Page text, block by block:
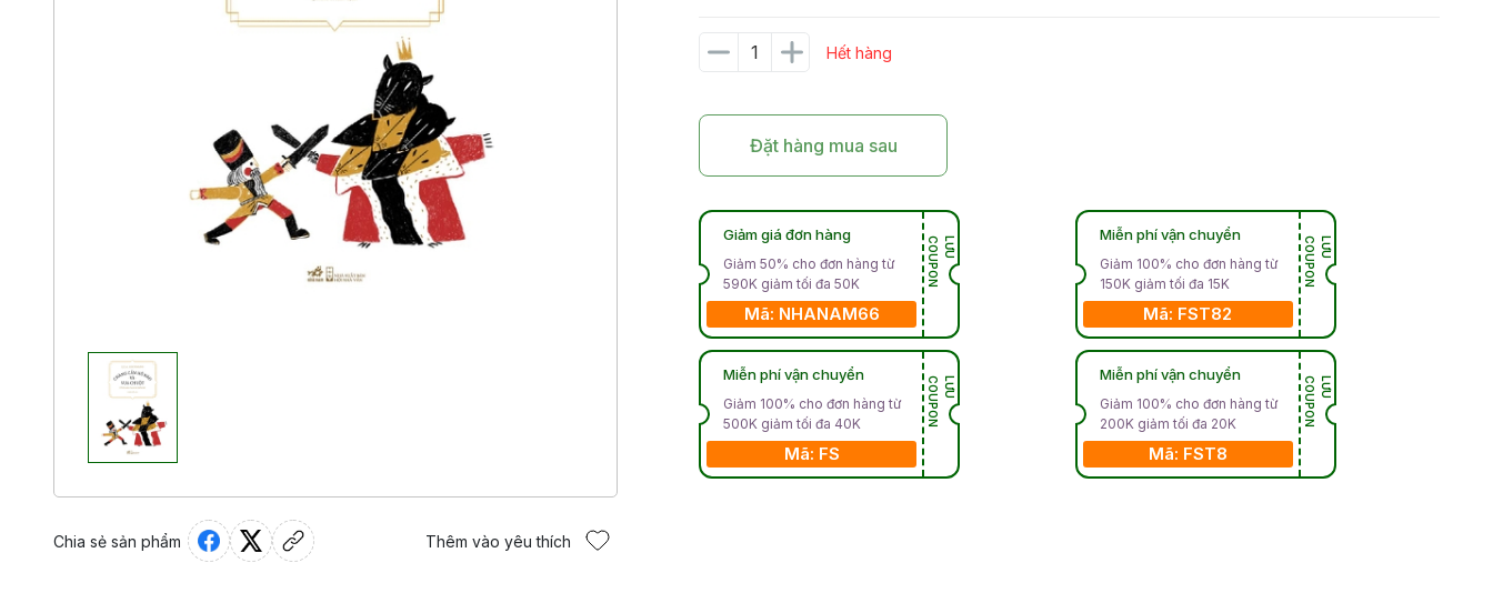
Chia sẻ sản phẩm Thêm vào yêu thích
Hết hàng
Đặt hàng mua sau
Giảm giá đơn hàng
Giảm 50% cho đơn hàng từ
590K giảm tối đa 50K
Mã: NHANAM66
L
Ư
U
C
O
U
P
O
N
Miễn phí vận chuyển
Giảm 100% cho đơn hàng từ
500K giảm tối đa 40K
Mã: FS
L
Ư
U
C
O
U
P
O
N
Miễn phí vận chuyển
Giảm 100% cho đơn hàng từ
150K giảm tối đa 15K
Mã: FST82
L
Ư
U
C
O
U
P
O
N
Miễn phí vận chuyển
Giảm 100% cho đơn hàng từ
200K giảm tối đa 20K
Mã: FST8
L
Ư
U
C
O
U
P
O
N